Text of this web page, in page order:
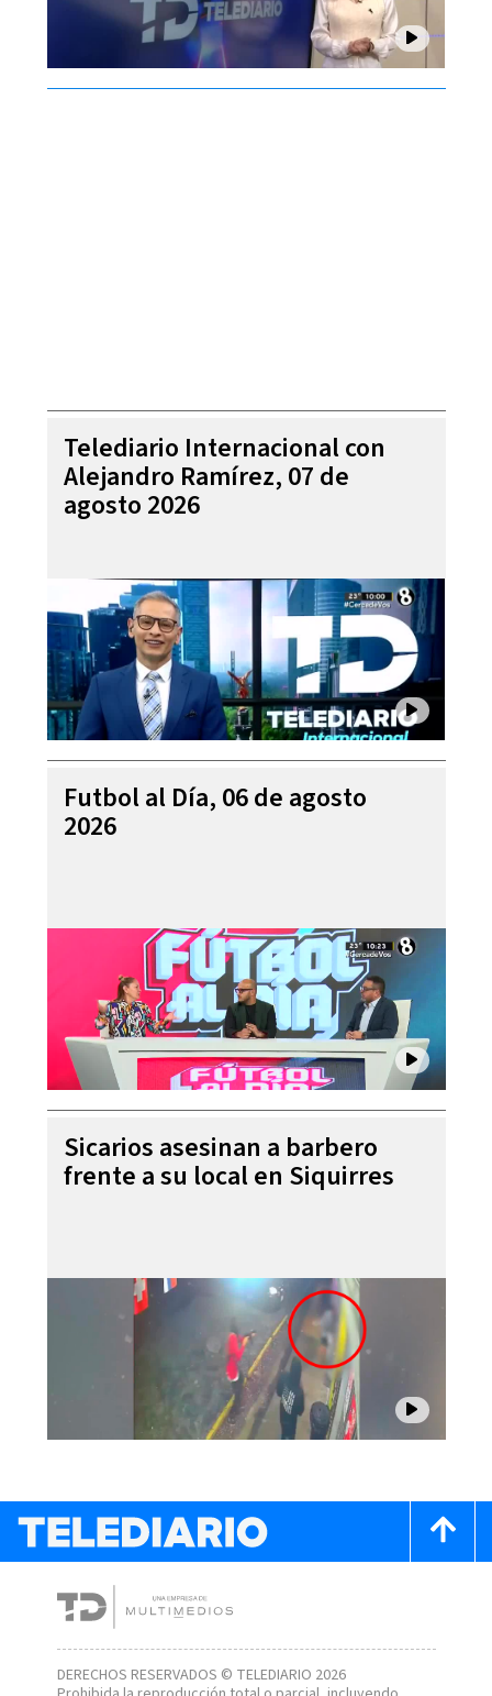
Telediario Internacional con
Alejandro Ramírez, 07 de
agosto 2026
Futbol al Día, 06 de agosto
2026
Sicarios asesinan a barbero
frente a su local en Siquirres
DERECHOS RESERVADOS © TELEDIARIO 2026